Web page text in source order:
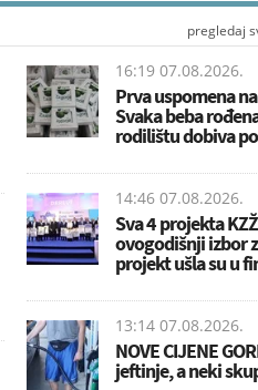
pregledaj
16:19 07.08.2026.
Prva uspomena
Svaka beba
rodilištu dobiva
14:46 07.08.2026.
Sva 4 projekta
ovogodišnji izbor
projekt ušla su u
13:14 07.08.2026.
NOVE CIJENE
jeftinje, a neki